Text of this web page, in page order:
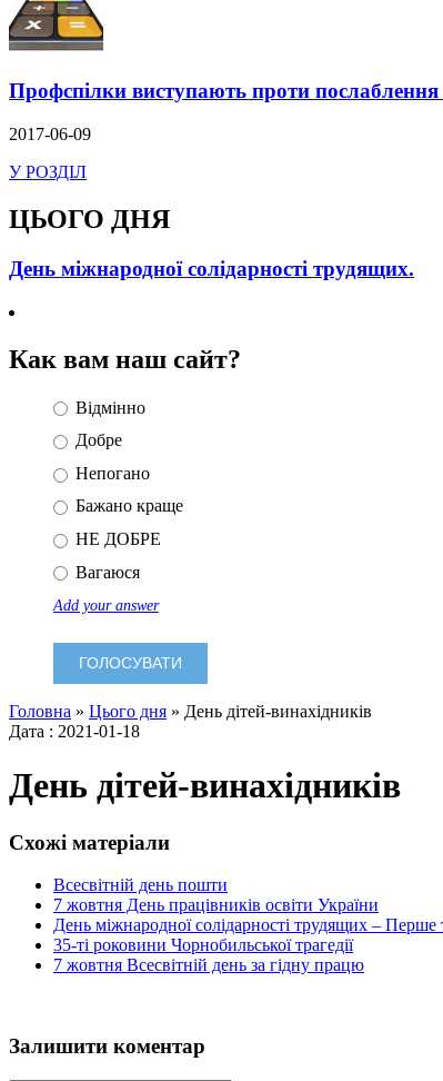
Профспілки виступають проти
2017-06-09
У РОЗДІЛ
ЦЬОГО ДНЯ
День міжнародної солідарності трудящих.
Как вам наш сайт?
Відмінно
Добре
Непогано
Бажано краще
НЕ ДОБРЕ
Вагаюся
Add your answer
Головна » Цього дня » День дітей-винахідників
Дата : 2021-01-18
День дітей-винахідників
Схожі матеріали
Всесвітній день пошти
7 жовтня День працівників освіти України
День міжнародної солідарності трудящих – Перше
35-ті роковини Чорнобильської трагедії
7 жовтня Всесвітній день за гідну працю
Залишити коментар